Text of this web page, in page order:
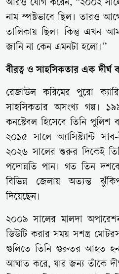
আরও যোগ করেন, “২০০২
নাম স্পষ্টভাবে ছিল। তারও
তালিকায় ছিল। কিন্তু এখন
জানি না কেন এমনটা হলো।”
বীরত্ব ও সাহসিকতার এক দীর্ঘ
রেজাউল করিমের পুরো
সাহসিকতার অসংখ্য গল্প।
কনস্টেবল হিসেবে তিনি পুলিশ
২০১৫ সালে অ্যাসিস্ট্যান্ট
২০২৬ সালের শুরুর দিকেই
পদোন্নতি পান। গত তিন
বিভিন্ন জেলায় অত্যন্ত
দিয়েছেন।
২০০৯ সালের মালদা
ডিউটি করার সময় সশস্ত্র
গুলিতে তিনি গুরুতর আহত
আঘাত করে, যার জন্য তাঁকে